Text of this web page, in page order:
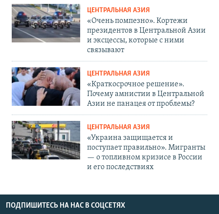
ЦЕНТРАЛЬНАЯ АЗИЯ
«Очень помпезно». Кортежи
президентов в Центральной Азии
и эксцессы, которые с ними
связывают
ЦЕНТРАЛЬНАЯ АЗИЯ
«Краткосрочное решение».
Почему амнистии в Центральной
Азии не панацея от проблемы?
ЦЕНТРАЛЬНАЯ АЗИЯ
«Украина защищается и
поступает правильно». Мигранты
— о топливном кризисе в России
и его последствиях
ПОДПИШИТЕСЬ НА НАС В СОЦСЕТЯХ